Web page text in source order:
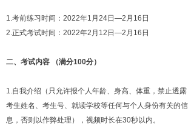
1.考前练习时间：2022年1月24日—2月16日
2.正式考试时间：2022年2月12日—2月16日
二、考试内容 （满分100分）
1.自我介绍（只允许报个人年龄、身高、体重，禁止透露
考生姓名、考生号、就读学校等任何与个人身份有关的信
息，否则以作弊处理），视频时长在30秒以内。